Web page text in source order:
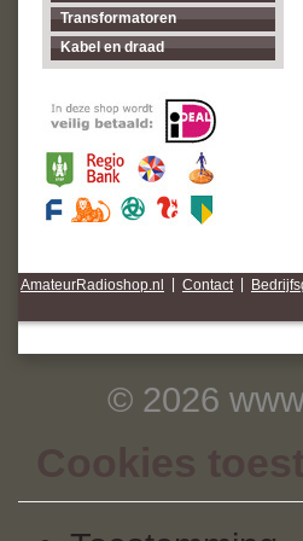
Transformatoren
Kabel en draad
AmateurRadioshop.nl Contact
© 2026
Cookies